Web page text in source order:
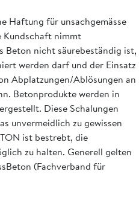
Haftung für unsachgemässe
Kundschaft nimmt
Beton nicht säurebeständig ist,
werden darf und der Einsatz
Abplatzungen/Ablösungen an
Betonprodukte werden in
Diese Schalungen
unvermeidlich zu gewissen
ist bestrebt, die
zu halten. Generell gelten
(Fachverband für